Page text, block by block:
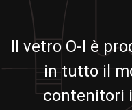
Il vetro O-I è
in tutto il
contenitori